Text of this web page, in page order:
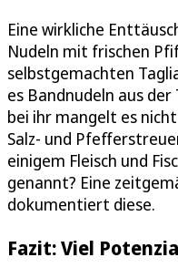
Eine wirkliche
Nudeln mit frischen
selbstgemachten
es Bandnudeln aus
bei ihr mangelt es
Salz- und
einigem Fleisch und
genannt? Eine
dokumentiert diese.
Fazit: Viel